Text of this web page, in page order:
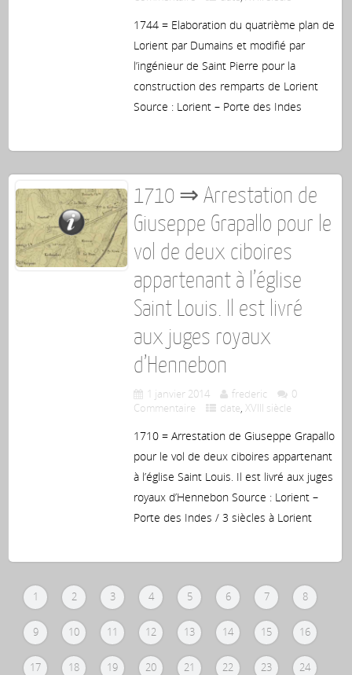
1744 = Elaboration du quatrième plan de
Lorient par Dumains et modifié par
l’ingénieur de Saint Pierre pour la
construction des remparts de Lorient
Source : Lorient – Porte des Indes
1710 ⇒ Arrestation de
Giuseppe Grapallo pour le
vol de deux ciboires
appartenant à l’église
Saint Louis. Il est livré
aux juges royaux
d’Hennebon
1 janvier 2014 frederic
0
Commentaire
date,XVIII siècle
1710 = Arrestation de Giuseppe Grapallo
pour le vol de deux ciboires appartenant
à l’église Saint Louis. Il est livré aux juges
royaux d’Hennebon Source : Lorient –
Porte des Indes / 3 siècles à Lorient
1 2 3 4 5 6 7 8
9 10 11 12 13 14 15 16
17 18 19 20 21 22 23 24